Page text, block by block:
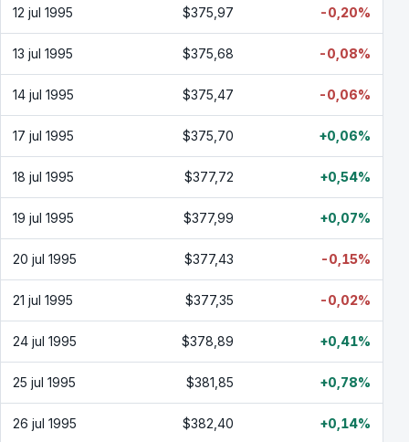
12 jul 1995 $375,97 -0,20%
13 jul 1995 $375,68 -0,08%
14 jul 1995 $375,47 -0,06%
17 jul 1995 $375,70 +0,06%
18 jul 1995 $377,72 +0,54%
19 jul 1995 $377,99 +0,07%
20 jul 1995 $377,43 -0,15%
21 jul 1995 $377,35 -0,02%
24 jul 1995 $378,89 +0,41%
25 jul 1995 $381,85 +0,78%
26 jul 1995 $382,40 +0,14%